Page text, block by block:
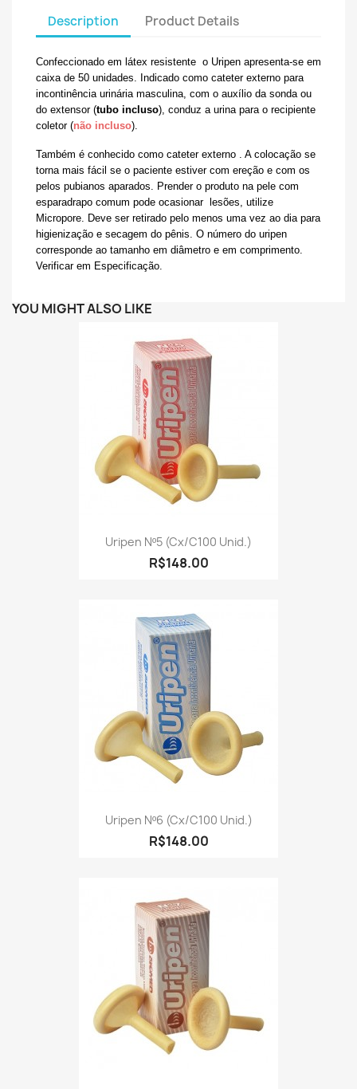
Description Product Details
Confeccionado em látex resistente o Uripen apresenta-se em
caixa de 50 unidades. Indicado como cateter externo para
incontinência urinária masculina, com o auxílio da sonda ou
do extensor (tubo incluso), conduz a urina para o recipiente
coletor (não incluso).
Também é conhecido como cateter externo . A colocação se
torna mais fácil se o paciente estiver com ereção e com os
pelos pubianos aparados. Prender o produto na pele com
esparadrapo comum pode ocasionar lesões, utilize
Micropore. Deve ser retirado pelo menos uma vez ao dia para
higienização e secagem do pênis. O número do uripen
corresponde ao tamanho em diâmetro e em comprimento.
Verificar em Especificação.
YOU MIGHT ALSO LIKE
Uripen Nº5 (cx/c100 Unid.)
R$148.00
Uripen Nº6 (cx/c100 Unid.)
R$148.00